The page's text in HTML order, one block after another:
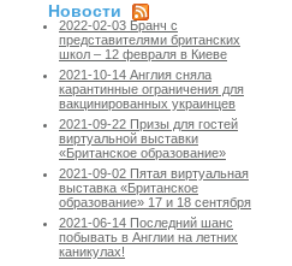
Новости
2022-02-03 Бранч с
представителями британских
школ – 12 февраля в Киеве
2021-10-14 Англия сняла
карантинные ограничения для
вакцинированных украинцев
2021-09-22 Призы для гостей
виртуальной выставки
«Британское образование»
2021-09-02 Пятая виртуальная
выставка «Британское
образование» 17 и 18 сентября
2021-06-14 Последний шанс
побывать в Англии на летних
каникулах!